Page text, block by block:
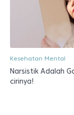
Kesehatan Mental
Narsistik Adalah
cirinya!